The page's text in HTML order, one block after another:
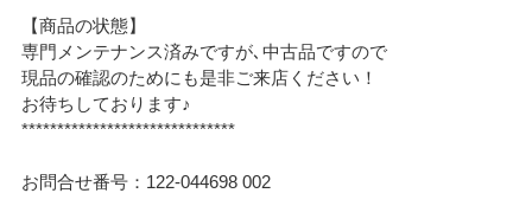
【商品の状態】
専門メンテナンス済みですが､中古品ですので
現品の確認のためにも是非ご来店ください！
お待ちしております♪
******************************
お問合せ番号：122-044698 002